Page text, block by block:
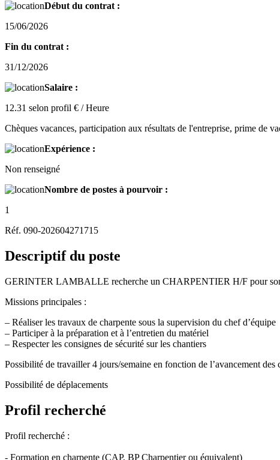
Début du contrat :
15/06/2026
Fin du contrat :
31/12/2026
Salaire :
12.31 selon profil € / Heure
Chèques vacances, participation aux résultats de l'entreprise, prime de
Expérience :
Non renseigné
Nombre de postes à pourvoir :
1
Réf. 090-202604271715
Descriptif du poste
GERINTER LAMBALLE recherche un CHARPENTIER H/F pour son
Missions principales :
– Réaliser les travaux de charpente sous la supervision du chef d’équipe
– Participer à la préparation et à l’entretien du matériel
– Respecter les consignes de sécurité sur les chantiers
Possibilité de travailler 4 jours/semaine en fonction de l’avancement des
Possibilité de déplacements
Profil recherché
Profil recherché :
- Formation en charpente (CAP, BP Charpentier ou équivalent)